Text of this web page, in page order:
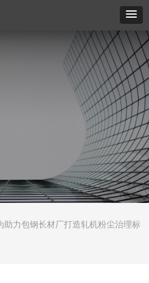
助力包钢长材厂打造轧机粉尘治理标